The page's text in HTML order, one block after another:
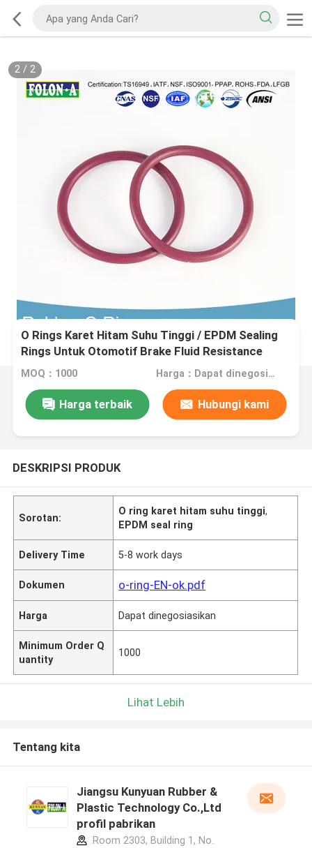
2/ 2
O Rings Karet Hitam Suhu Tinggi / EPDM Sealing
Rings Untuk Otomotif Brake Fluid Resistance
MOQ：1000 Harga：Dapat dinegosiasikan
Harga terbaik Hubungi kami
DESKRIPSI PRODUK
Sorotan:
O ring karet hitam suhu tinggi,
EPDM seal ring
Delivery Time 5-8 work days
Dokumen o-ring-EN-ok.pdf
Harga Dapat dinegosiasikan
Minimum Order Q
uantity
1000
Lihat Lebih
Tentang kita
Jiangsu Kunyuan Rubber &
Plastic Technology Co.,Ltd
profil pabrikan
Room 2303, Building 1, No.